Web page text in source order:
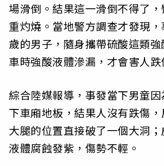
場滑倒。結果這一滑倒不得了
重灼燒。當地警方調查才發現
歲的男子，隨身攜帶硫酸這類
車時強酸液體滲漏，才會害人跌
綜合陸媒報導，事發當下男童
下車廂地板，結果人沒有跌傷
大腿的位置直接破了一個大洞
液體腐蝕發紫，傷勢不輕。